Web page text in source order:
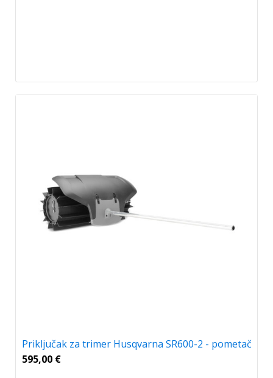
Priključak za trimer Husqvarna SR600-2 - pometač
595,00 €